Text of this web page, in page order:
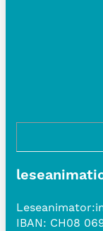
IBAN: CH08